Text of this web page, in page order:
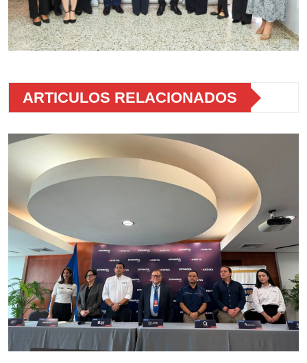
ARTICULOS RELACIONADOS